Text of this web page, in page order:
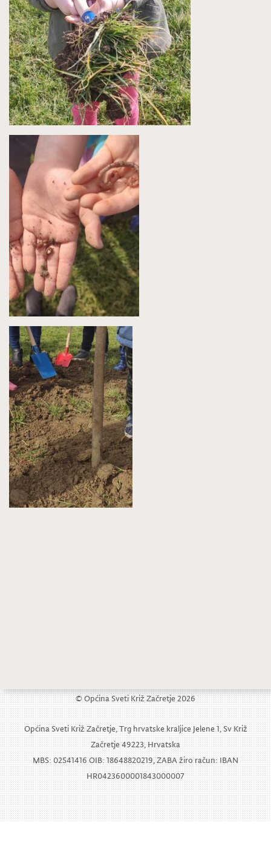
© Općina Sveti Križ Začretje 2026
Općina Sveti Križ Začretje, Trg hrvatske kraljice Jelene 1, Sv Križ
Začretje 49223, Hrvatska
MBS: 02541416 OIB: 18648820219, ZABA žiro račun: IBAN
HR0423600001843000007